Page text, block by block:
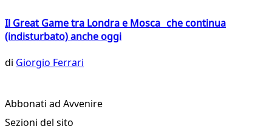
Il Great Game tra Londra e Mosca che continua
(indisturbato) anche oggi
di Giorgio Ferrari
Abbonati ad Avvenire
Sezioni del sito